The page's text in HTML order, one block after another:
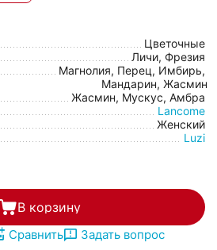
Цветочные
Личи, Фрезия
Магнолия, Перец, Имбирь,
Мандарин, Жасмин
Жасмин, Мускус, Амбра
Lancome
Женский
Luzi
В корзину
Сравнить Задать вопрос